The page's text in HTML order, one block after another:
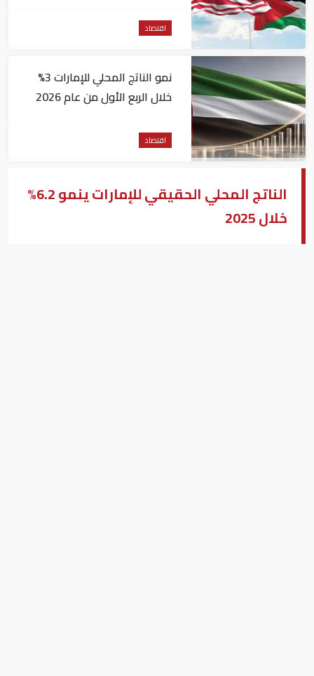
اقتصاد
نمو الناتج المحلي للإمارات 3%
خلال الربع الأول من عام 2026
اقتصاد
الناتج المحلي الحقيقي للإمارات ينمو 6.2%
خلال 2025